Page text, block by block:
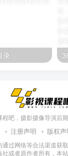
录
程吧，摄影摄像导演后
注册声明 版权声
通过网络等合法渠道获
社或者原作者所有，本